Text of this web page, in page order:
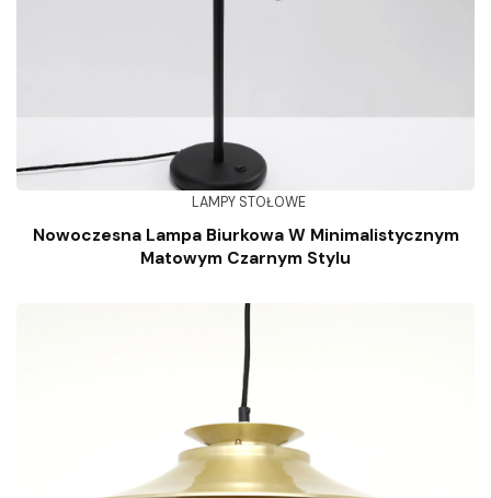
LAMPY STOŁOWE
Nowoczesna Lampa Biurkowa W Minimalistycznym
Matowym Czarnym Stylu